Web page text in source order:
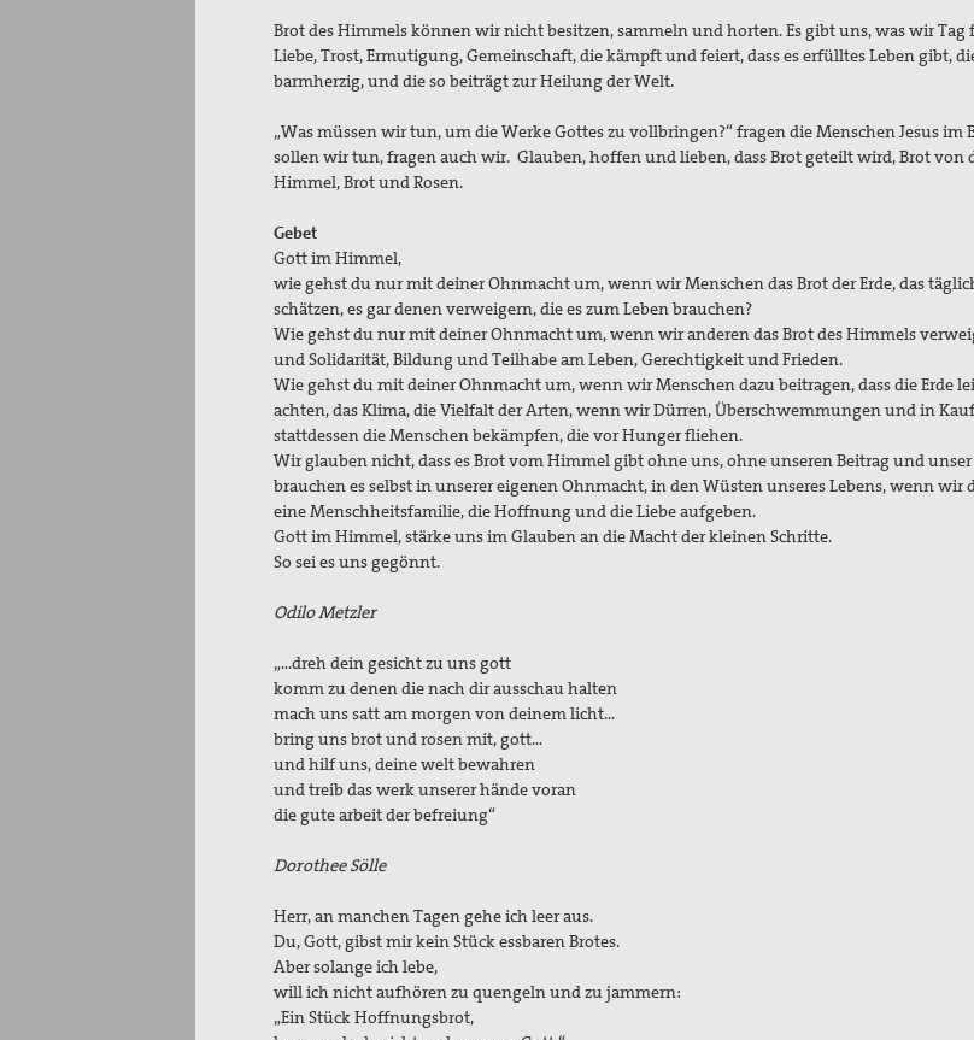
Brot des Himmels können wir nicht besitzen, sammeln und horten. Es gibt uns, was wir Tag
Liebe, Trost, Ermutigung, Gemeinschaft, die kämpft und feiert, dass es erfülltes Leben gibt,
barmherzig, und die so beiträgt zur Heilung der Welt.
„Was müssen wir tun, um die Werke Gottes zu vollbringen?“ fragen die Menschen Jesus im
sollen wir tun, fragen auch wir. Glauben, hoffen und lieben, dass Brot geteilt wird, Brot von
Himmel, Brot und Rosen.
Gebet
Gott im Himmel,
wie gehst du nur mit deiner Ohnmacht um, wenn wir Menschen das Brot der Erde, das
schätzen, es gar denen verweigern, die es zum Leben brauchen?
Wie gehst du nur mit deiner Ohnmacht um, wenn wir anderen das Brot des Himmels
und Solidarität, Bildung und Teilhabe am Leben, Gerechtigkeit und Frieden.
Wie gehst du mit deiner Ohnmacht um, wenn wir Menschen dazu beitragen, dass die Erde
achten, das Klima, die Vielfalt der Arten, wenn wir Dürren, Überschwemmungen und in
stattdessen die Menschen bekämpfen, die vor Hunger fliehen.
Wir glauben nicht, dass es Brot vom Himmel gibt ohne uns, ohne unseren Beitrag und
brauchen es selbst in unserer eigenen Ohnmacht, in den Wüsten unseres Lebens, wenn wir
eine Menschheitsfamilie, die Hoffnung und die Liebe aufgeben.
Gott im Himmel, stärke uns im Glauben an die Macht der kleinen Schritte.
So sei es uns gegönnt.
Odilo Metzler
„…dreh dein gesicht zu uns gott
komm zu denen die nach dir ausschau halten
mach uns satt am morgen von deinem licht…
bring uns brot und rosen mit, gott…
und hilf uns, deine welt bewahren
und treib das werk unserer hände voran
die gute arbeit der befreiung“
Dorothee Sölle
Herr, an manchen Tagen gehe ich leer aus.
Du, Gott, gibst mir kein Stück essbaren Brotes.
Aber solange ich lebe,
will ich nicht aufhören zu quengeln und zu jammern:
„Ein Stück Hoffnungsbrot,